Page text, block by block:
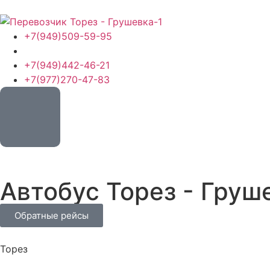
+7(949)509-59-95
+7(949)442-46-21
+7(977)270-47-83
Автобус Торез -
Обратные рейсы
Торез